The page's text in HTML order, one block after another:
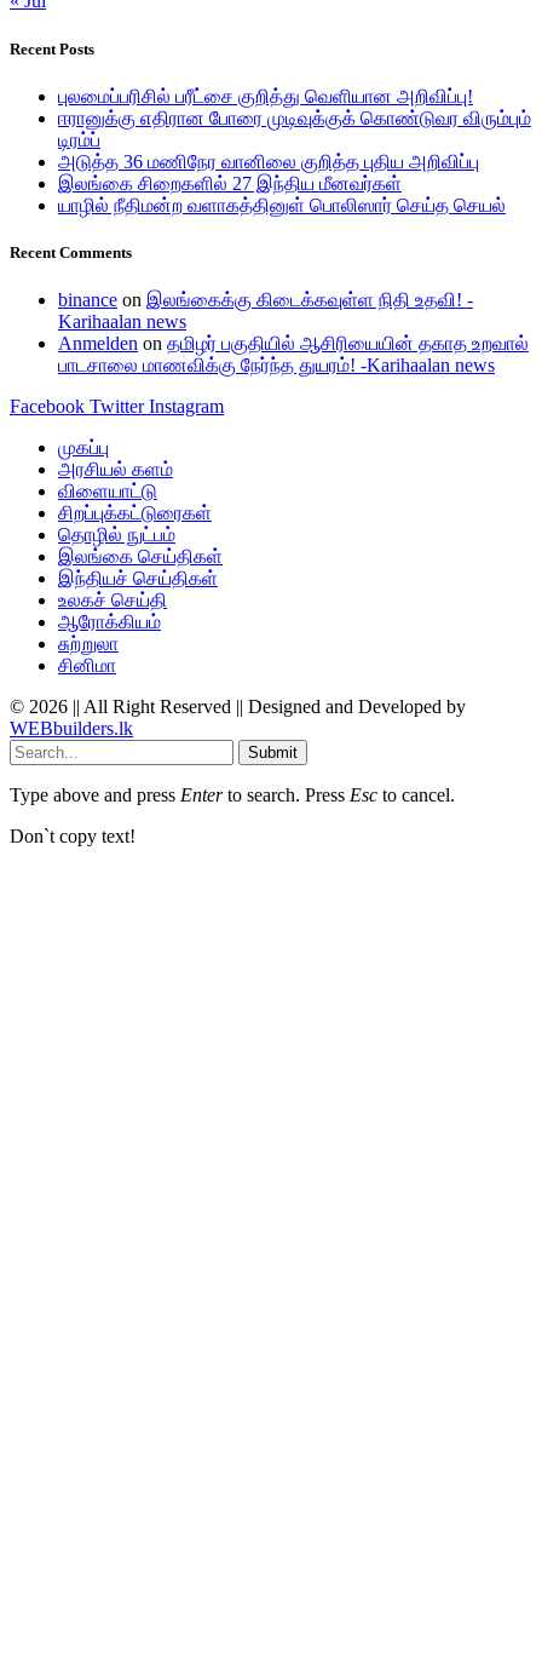
Recent Posts
புலமைப்பரிசில் பரீட்சை குறித்து வெளியான அறிவிப்பு!
ஈரானுக்கு எதிரான போரை முடிவுக்குக் கொண்டுவர விரும்பும்
டிரம்ப்
அடுத்த 36 மணிநேர வானிலை குறித்த புதிய அறிவிப்பு
இலங்கை சிறைகளில் 27 இந்திய மீனவர்கள்
யாழில் நீதிமன்ற வளாகத்தினுள் பொலிஸார் செய்த செயல்
Recent Comments
binance on இலங்கைக்கு கிடைக்கவுள்ள நிதி உதவி! -
Karihaalan news
Anmelden on தமிழர் பகுதியில் ஆசிரியையின் தகாத உறவால்
பாடசாலை மாணவிக்கு நேர்ந்த துயரம்! -Karihaalan news
Facebook Twitter Instagram
முகப்பு
அரசியல் களம்
விளையாட்டு
சிறப்புக்கட்டுரைகள்
தொழில் நுட்பம்
இலங்கை செய்திகள்
இந்தியச் செய்திகள்
உலகச் செய்தி
ஆரோக்கியம்
சுற்றுலா
சினிமா
© 2026 || All Right Reserved || Designed and Developed by
WEBbuilders.lk
Submit
Type above and press Enterto search. Press Esc to cancel.
Don`t copy text!